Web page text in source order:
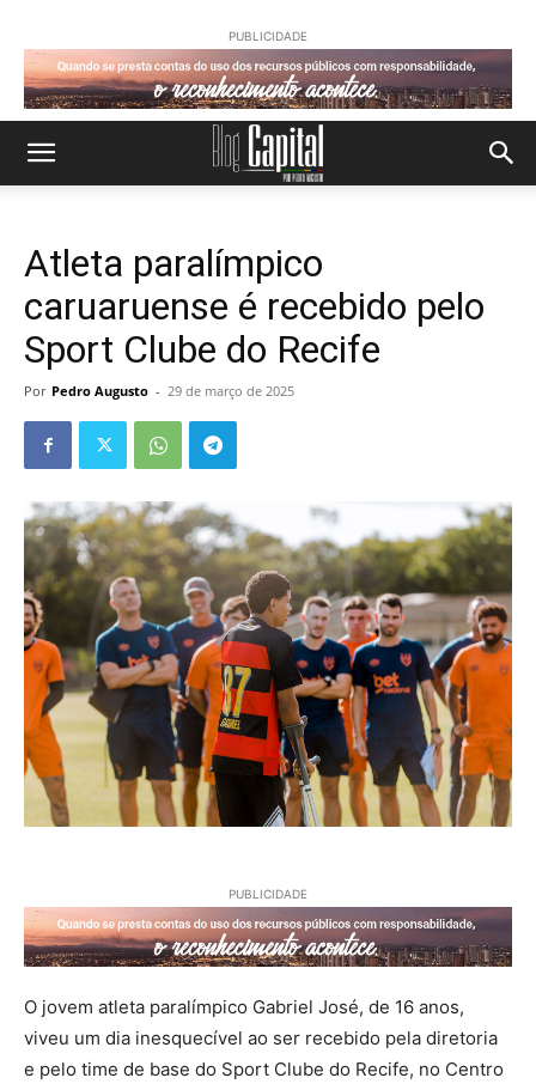
PUBLICIDADE
Atleta paralímpico
caruaruense é recebido pelo
Sport Clube do Recife
Por Pedro Augusto - 29 de março de 2025
PUBLICIDADE
O jovem atleta paralímpico Gabriel José, de 16 anos,
viveu um dia inesquecível ao ser recebido pela diretoria
e pelo time de base do Sport Clube do Recife, no Centro